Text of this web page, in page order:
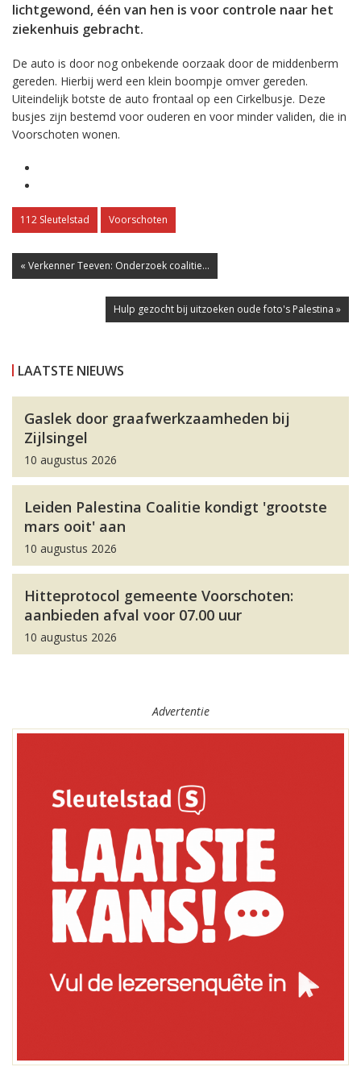
lichtgewond, één van hen is voor controle naar het
ziekenhuis gebracht.
De auto is door nog onbekende oorzaak door de middenberm
gereden. Hierbij werd een klein boompje omver gereden.
Uiteindelijk botste de auto frontaal op een Cirkelbusje. Deze
busjes zijn bestemd voor ouderen en voor minder validen, die in
Voorschoten wonen.
112 Sleutelstad Voorschoten
« Verkenner Teeven: Onderzoek coalitie...
Hulp gezocht bij uitzoeken oude foto's Palestina »
LAATSTE NIEUWS
Gaslek door graafwerkzaamheden bij
Zijlsingel
10 augustus 2026
Leiden Palestina Coalitie kondigt 'grootste
mars ooit' aan
10 augustus 2026
Hitteprotocol gemeente Voorschoten:
aanbieden afval voor 07.00 uur
10 augustus 2026
Advertentie